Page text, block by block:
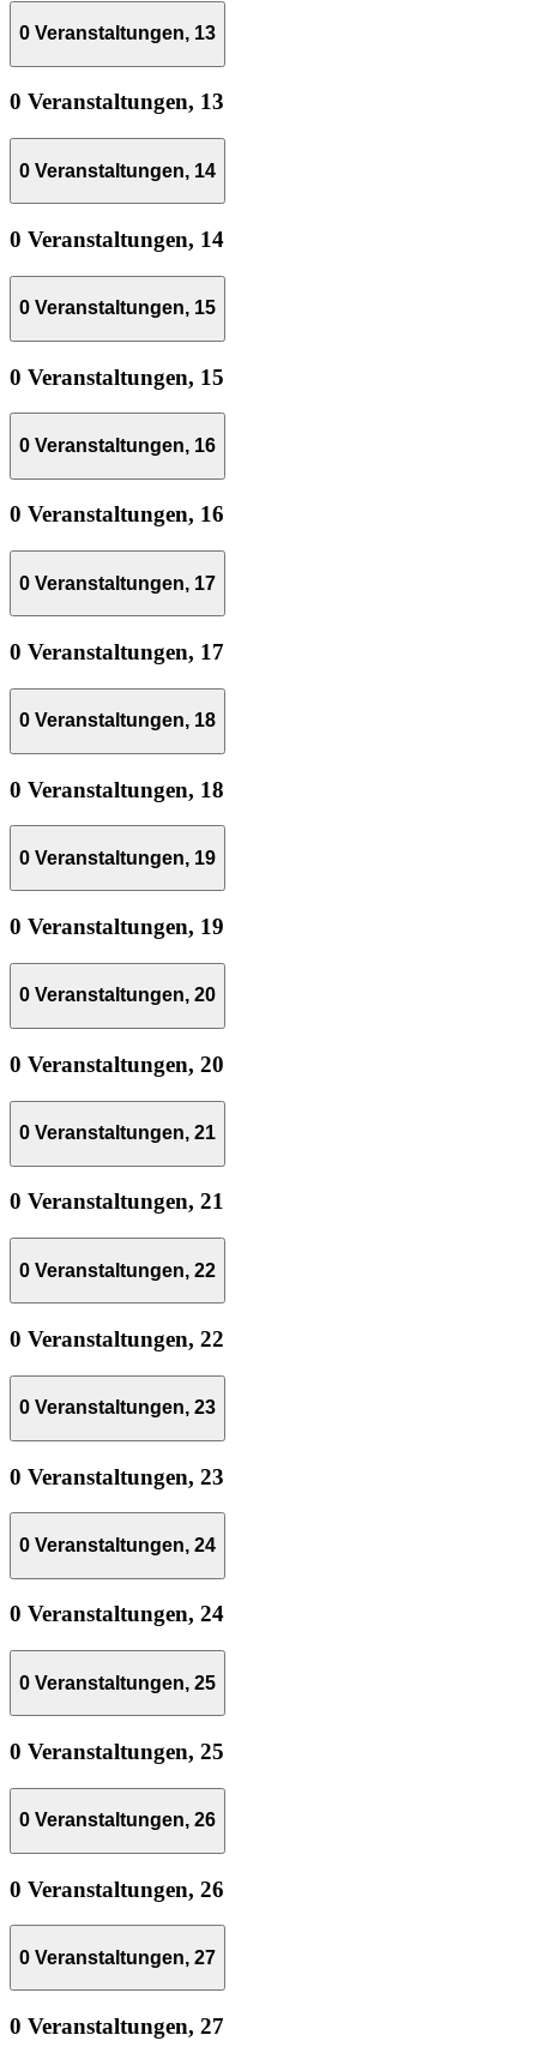
0 Veranstaltungen, 13
0 Veranstaltungen, 13
0 Veranstaltungen, 14
0 Veranstaltungen, 14
0 Veranstaltungen, 15
0 Veranstaltungen, 15
0 Veranstaltungen, 16
0 Veranstaltungen, 16
0 Veranstaltungen, 17
0 Veranstaltungen, 17
0 Veranstaltungen, 18
0 Veranstaltungen, 18
0 Veranstaltungen, 19
0 Veranstaltungen, 19
0 Veranstaltungen, 20
0 Veranstaltungen, 20
0 Veranstaltungen, 21
0 Veranstaltungen, 21
0 Veranstaltungen, 22
0 Veranstaltungen, 22
0 Veranstaltungen, 23
0 Veranstaltungen, 23
0 Veranstaltungen, 24
0 Veranstaltungen, 24
0 Veranstaltungen, 25
0 Veranstaltungen, 25
0 Veranstaltungen, 26
0 Veranstaltungen, 26
0 Veranstaltungen, 27
0 Veranstaltungen, 27